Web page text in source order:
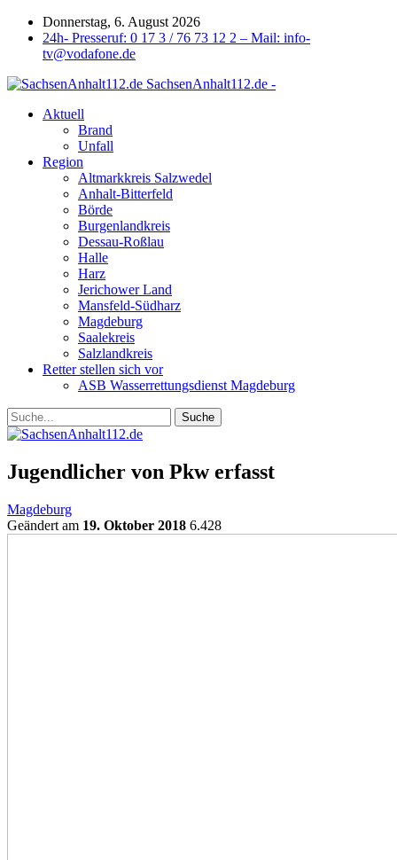
Donnerstag, 6. August 2026
24h- Presseruf: 0 17 3 / 76 73 12 2 – Mail: info-
tv@vodafone.de
SachsenAnhalt112.de -
Aktuell
Brand
Unfall
Region
Altmarkkreis Salzwedel
Anhalt-Bitterfeld
Börde
Burgenlandkreis
Dessau-Roßlau
Halle
Harz
Jerichower Land
Mansfeld-Südharz
Magdeburg
Saalekreis
Salzlandkreis
Retter stellen sich vor
ASB Wasserrettungsdienst Magdeburg
Jugendlicher von Pkw erfasst
Magdeburg
Geändert am 19. Oktober 2018 6.428